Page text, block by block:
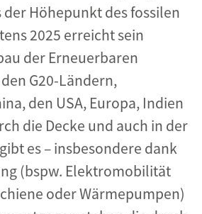
der Höhepunkt des fossilen
2025 erreicht sein
der Erneuerbaren
G20-Ländern,
den USA, Europa, Indien
die Decke und auch in der
es – insbesondere dank
(bspw. Elektromobilität
oder Wärmepumpen)